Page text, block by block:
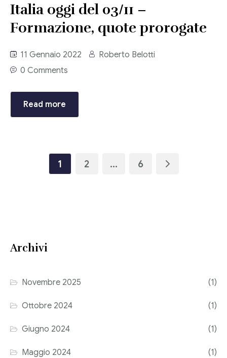
Italia oggi del 03/11 –
Formazione, quote prorogate
11 Gennaio 2022
Roberto Belotti
0 Comments
Read more
1 2 … 6
Archivi
Novembre 2025 (1)
Ottobre 2024 (1)
Giugno 2024 (1)
Maggio 2024 (1)